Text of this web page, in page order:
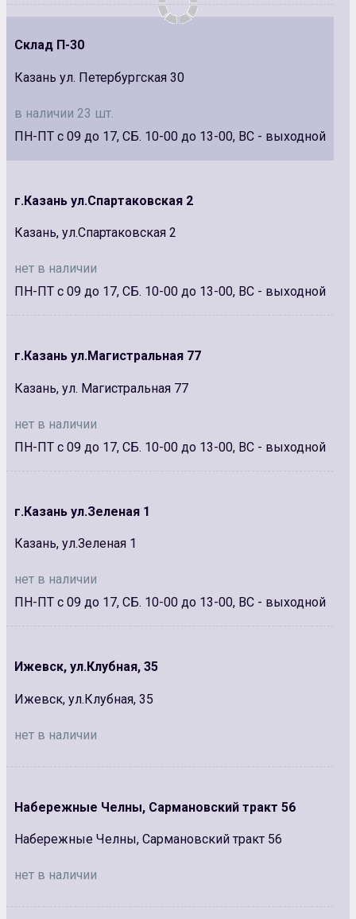
Склад П-30
Казань ул. Петербургская 30
в наличии 23 шт.
ПН-ПТ с 09 до 17, СБ. 10-00 до 13-00, ВС - выходной
г.Казань ул.Спартаковская 2
Казань, ул.Спартаковская 2
нет в наличии
ПН-ПТ с 09 до 17, СБ. 10-00 до 13-00, ВС - выходной
г.Казань ул.Магистральная 77
Казань, ул. Магистральная 77
нет в наличии
ПН-ПТ с 09 до 17, СБ. 10-00 до 13-00, ВС - выходной
г.Казань ул.Зеленая 1
Казань, ул.Зеленая 1
нет в наличии
ПН-ПТ с 09 до 17, СБ. 10-00 до 13-00, ВС - выходной
Ижевск, ул.Клубная, 35
Ижевск, ул.Клубная, 35
нет в наличии
Набережные Челны, Сармановский тракт 56
Набережные Челны, Сармановский тракт 56
нет в наличии